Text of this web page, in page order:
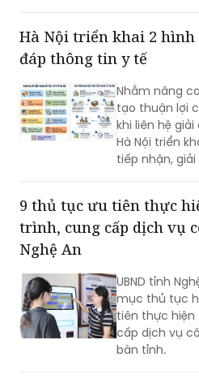
Hà Nội triển khai 2
đáp thông tin y tế
Nhằm nâng
tạo thuận lợi
khi liên hệ
Hà Nội triển
tiếp nhận,
9 thủ tục ưu tiên thực
trình, cung cấp dịch vụ
Nghệ An
UBND tỉnh
mục thủ tục
tiên thực
cấp dịch vụ
bàn tỉnh.